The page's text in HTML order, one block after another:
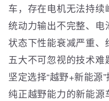
车，存在电机无法持
统动力输出不完整、
状态下性能衰减严重
五大不可忽视的技术难
坚定选择“越野+新能源
纯正越野能力的新能